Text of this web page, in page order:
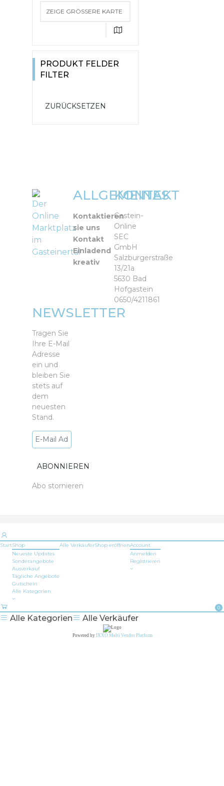
ZEIGE GRÖSSERE KARTE
PRODUKT FELDER
FILTER
Der
Online
Marktplatz
im
Gasteinertal
ALLGEMEINES
Kontaktieren
sie uns
Kontakt
Einladend
kreativ
KONTAKT
Gastein-
Online
SEC
GmbH
Salzburgerstraße
13/21a
5630 Bad
Hofgastein
0650/4211861
NEWSLETTER
Tragen Sie
Ihre E-Mail
Adresse
ein und
bleiben Sie
stets auf
dem
neuesten
Stand.
Abo stornieren
StartShop
Neueste Updates
Sonderangebote
Ausverkauf
Tägliche Angebote
Gutschein
Alle Kategorien
Alle VerkäuferShop eröffnenAccount
Anmelden
Registrieren
0
Alle Kategorien Alle Verkäufer
Powered by IXXO Multi Vendor Platform